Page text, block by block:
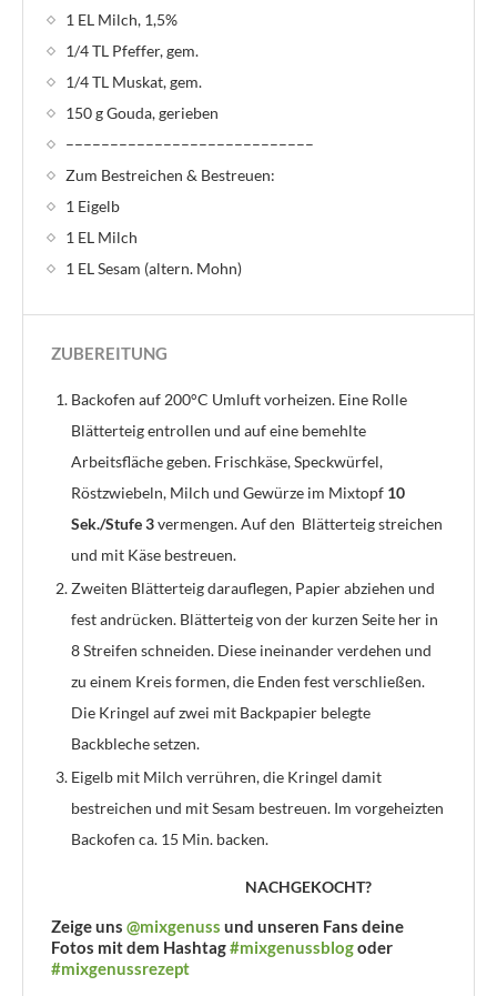
1 EL Milch, 1,5%
1/4 TL Pfeffer, gem.
1/4 TL Muskat, gem.
150 g Gouda, gerieben
––––––––––––––––––––––––––––
Zum Bestreichen & Bestreuen:
1 Eigelb
1 EL Milch
1 EL Sesam (altern. Mohn)
ZUBEREITUNG
Backofen auf 200°C Umluft vorheizen. Eine Rolle
Blätterteig entrollen und auf eine bemehlte
Arbeitsfläche geben. Frischkäse, Speckwürfel,
Röstzwiebeln, Milch und Gewürze im Mixtopf 10
Sek./Stufe 3vermengen. Auf den Blätterteig streichen
und mit Käse bestreuen.
Zweiten Blätterteig darauflegen, Papier abziehen und
fest andrücken. Blätterteig von der kurzen Seite her in
8 Streifen schneiden. Diese ineinander verdehen und
zu einem Kreis formen, die Enden fest verschließen.
Die Kringel auf zwei mit Backpapier belegte
Backbleche setzen.
Eigelb mit Milch verrühren, die Kringel damit
bestreichen und mit Sesam bestreuen. Im vorgeheizten
Backofen ca. 15 Min. backen.
NACHGEKOCHT?
Zeige uns @mixgenuss und unseren Fans deine
Fotos mit dem Hashtag#mixgenussblogoder
#mixgenussrezept